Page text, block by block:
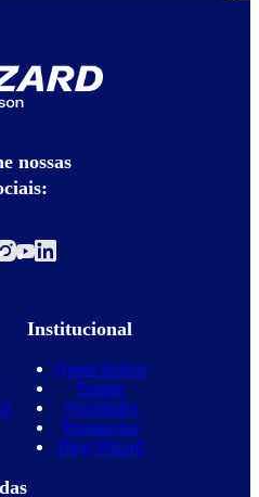
nossas
Institucional
Quem Somos
Equipe
Novidades
Promoções
Blog Wizard